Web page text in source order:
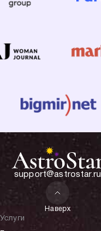
support@astrostar.ru
Наверх
Услуги